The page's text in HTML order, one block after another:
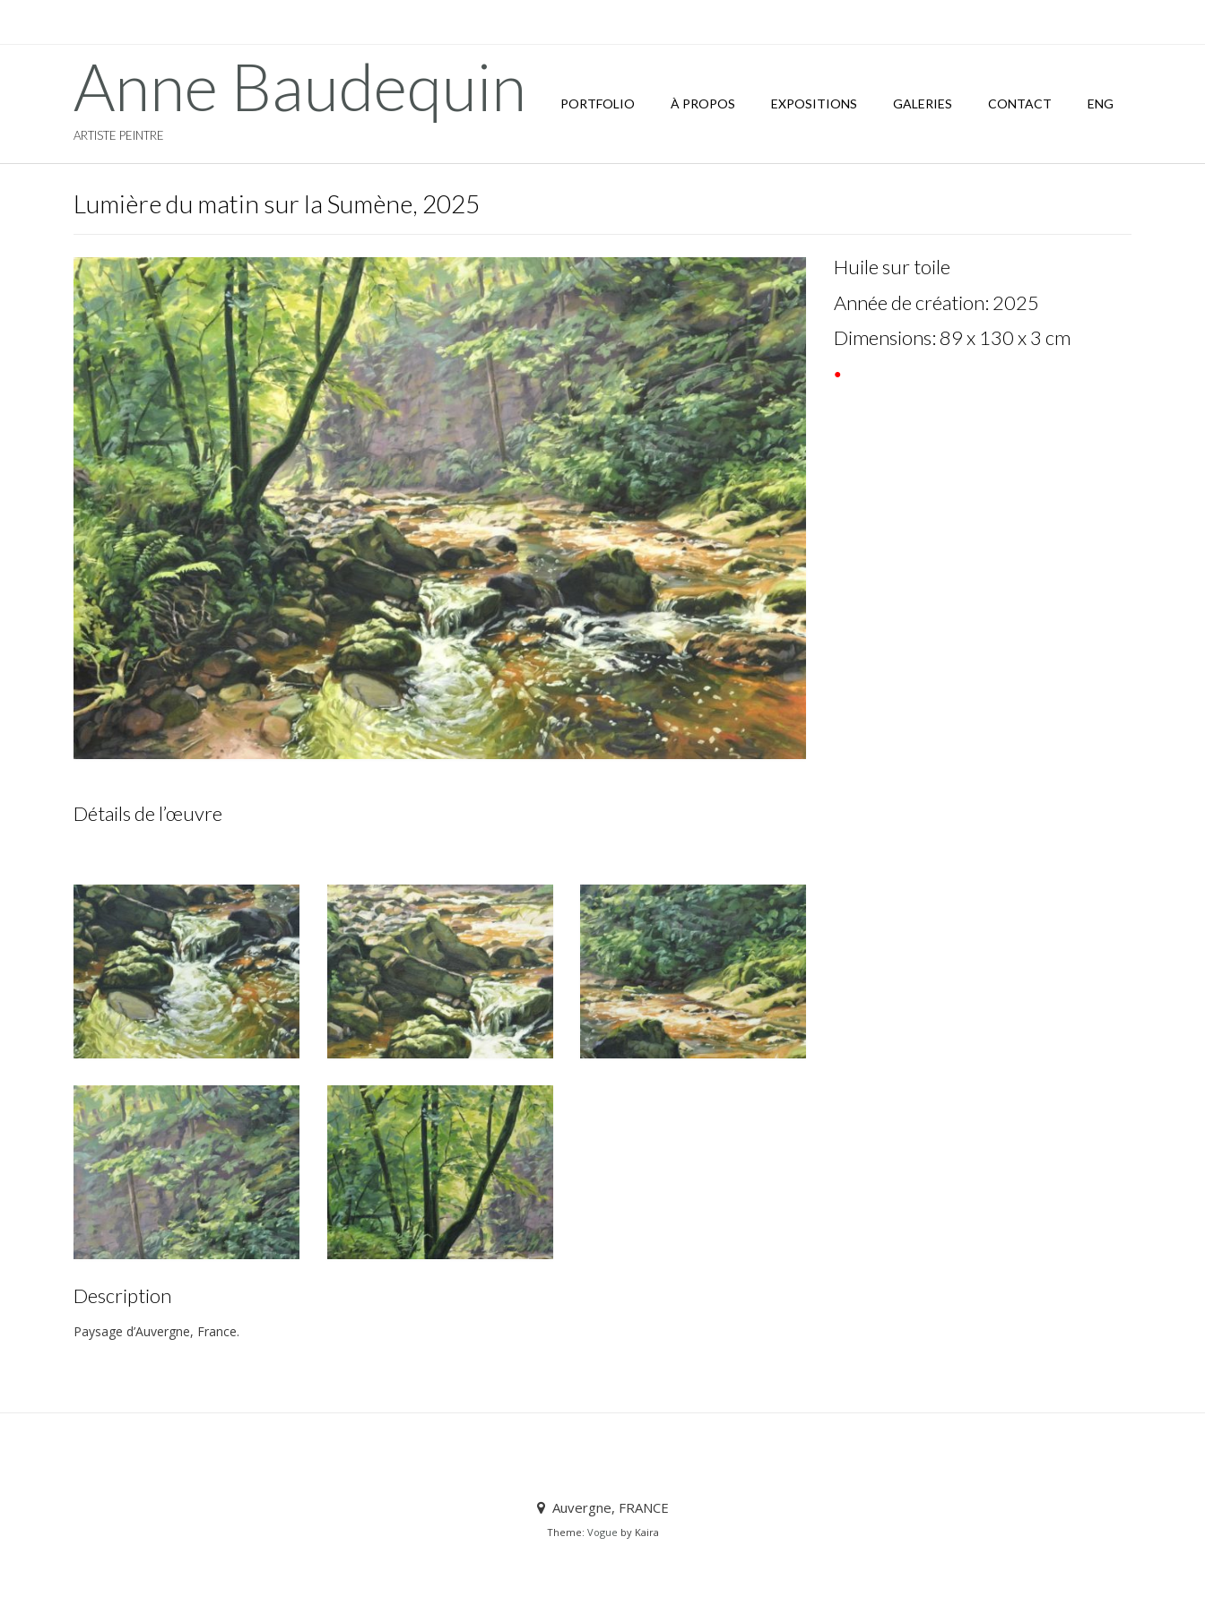
Anne Baudequin
ARTISTE PEINTRE
PORTFOLIO À PROPOS EXPOSITIONS GALERIES CONTACT ENG
Lumière du matin sur la Sumène, 2025
Détails de l’œuvre
Description
Paysage d’Auvergne, France.
Huile sur toile
Année de création: 2025
Dimensions: 89 x 130 x 3 cm
●
Auvergne, FRANCE
Theme: Vogue by Kaira